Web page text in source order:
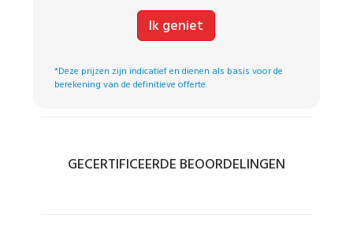
Ik geniet
*Deze prijzen zijn indicatief en dienen als basis voor de
berekening van de definitieve offerte.
GECERTIFICEERDE BEOORDELINGEN